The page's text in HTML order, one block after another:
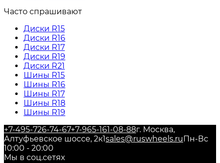
Часто спрашивают
Диски R15
Диски R16
Диски R17
Диски R19
Диски R21
Шины R15
Шины R16
Шины R17
Шины R18
Шины R19
+7-495-726-74-67+7-965-161-08-88г. Москва,
Алтуфьевское шоссе, 2к1sales@ruswheels.ruПн-Вс
10:00 - 20:00
Мы в соц.сетях